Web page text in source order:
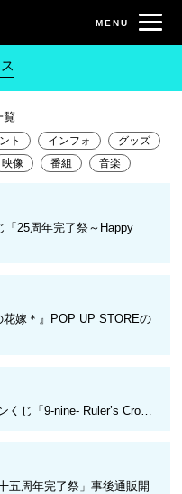
覧
ト インフォ
グッズ
映像 番組 音楽
「25周年完了祭～Happy
花嫁＊』POP UP STOREの
くじ「9-nine- Ruler’s Cro…
五周年完了祭」事後通販開